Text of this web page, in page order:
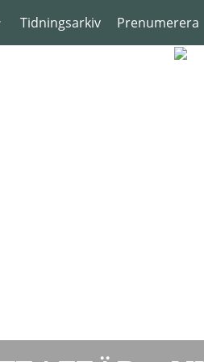
Tidningsarkiv Prenumerera